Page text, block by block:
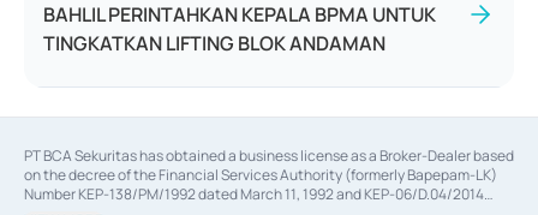
BAHLIL PERINTAHKAN KEPALA BPMA UNTUK
TINGKATKAN LIFTING BLOK ANDAMAN
PT BCA Sekuritas has obtained a business license as a Broker-Dealer based
on the decree of the Financial Services Authority (formerly Bapepam-LK)
Number KEP-138/PM/1992 dated March 11, 1992 and KEP-06/D.04/2014